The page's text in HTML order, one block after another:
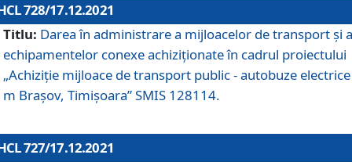
728/17.12.2021
Titlu: Darea în administrare a mijloacelor de transport și a
echipamentelor conexe achiziționate în cadrul proiectului
„Achiziție mijloace de transport public - autobuze
m Brașov, Timișoara” SMIS 128114.
727/17.12.2021